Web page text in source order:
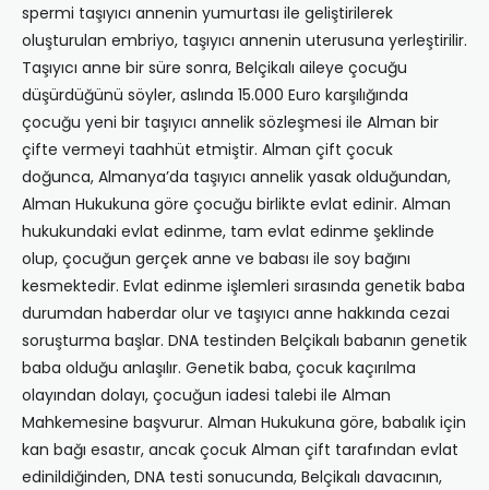
spermi taşıyıcı annenin yumurtası ile geliştirilerek
oluşturulan embriyo, taşıyıcı annenin uterusuna yerleştirilir.
Taşıyıcı anne bir süre sonra, Belçikalı aileye çocuğu
düşürdüğünü söyler, aslında 15.000 Euro karşılığında
çocuğu yeni bir taşıyıcı annelik sözleşmesi ile Alman bir
çifte vermeyi taahhüt etmiştir. Alman çift çocuk
doğunca, Almanya’da taşıyıcı annelik yasak olduğundan,
Alman Hukukuna göre çocuğu birlikte evlat edinir. Alman
hukukundaki evlat edinme, tam evlat edinme şeklinde
olup, çocuğun gerçek anne ve babası ile soy bağını
kesmektedir. Evlat edinme işlemleri sırasında genetik baba
durumdan haberdar olur ve taşıyıcı anne hakkında cezai
soruşturma başlar. DNA testinden Belçikalı babanın genetik
baba olduğu anlaşılır. Genetik baba, çocuk kaçırılma
olayından dolayı, çocuğun iadesi talebi ile Alman
Mahkemesine başvurur. Alman Hukukuna göre, babalık için
kan bağı esastır, ancak çocuk Alman çift tarafından evlat
edinildiğinden, DNA testi sonucunda, Belçikalı davacının,